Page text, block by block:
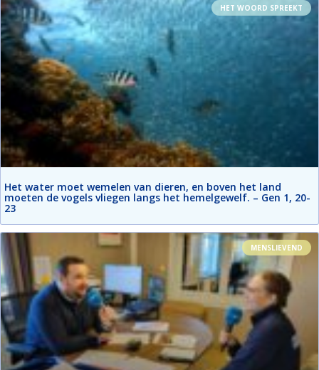
HET WOORD SPREEKT
Het water moet wemelen van dieren, en boven het land
moeten de vogels vliegen langs het hemelgewelf. – Gen 1, 20-
23
MENSLIEVEND